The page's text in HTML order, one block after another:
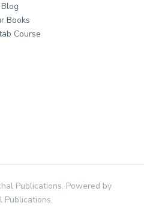
Blog
Books
Course
Publications. Powered by
Publications.